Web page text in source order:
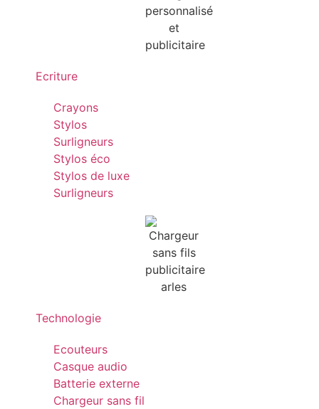
Ecriture
Crayons
Stylos
Surligneurs
Stylos éco
Stylos de luxe
Surligneurs
Technologie
Ecouteurs
Casque audio
Batterie externe
Chargeur sans fil